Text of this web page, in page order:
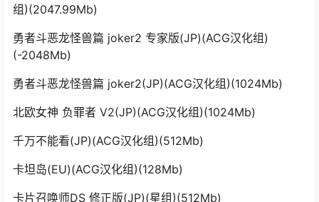
组)(2047.99Mb)
勇者斗恶龙怪兽篇 joker2 专家版(JP)(ACG汉化组)
(-2048Mb)
勇者斗恶龙怪兽篇 joker2(JP)(ACG汉化组)(1024Mb)
北欧女神 负罪者 V2(JP)(ACG汉化组)(1024Mb)
千万不能看(JP)(ACG汉化组)(512Mb)
卡坦岛(EU)(ACG汉化组)(128Mb)
卡片召唤师DS 修正版(JP)(星组)(512Mb)